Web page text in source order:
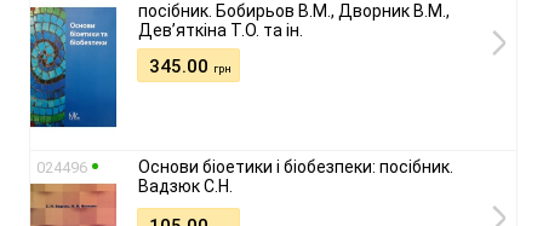
посібник. Бобирьов В.М., Дворник В.М.,
Дев’яткіна Т.О. та ін.
345.00 грн
024496
Основи біоетики і біобезпеки: посібник.
Вадзюк С.Н.